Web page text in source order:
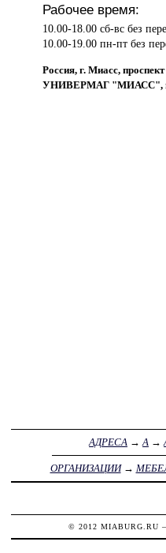
Рабочее время:
10.00-18.00 сб-вс без
10.00-19.00 пн-пт без
Россия, г. Миасс,
УНИВЕРМАГ "МИАСС",
АДРЕСА →А →
ОРГАНИЗАЦИИ→
© 2012 MIABURG.RU